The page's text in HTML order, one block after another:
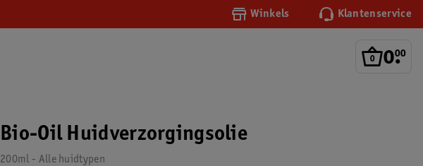
Winkels Klantenservice
0.
00
Bio-Oil Huidverzorgingsolie
200ml - Alle huidtypen